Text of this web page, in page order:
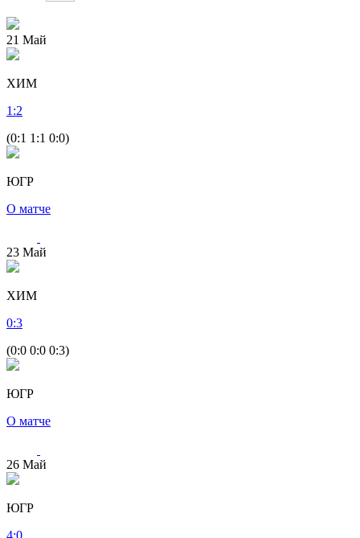
21 Май
ХИМ
1 :2
(0:1 1:1 0:0)
ЮГР
О матче
23 Май
ХИМ
0:3
(0:0 0:0 0:3)
ЮГР
О матче
26 Май
ЮГР
4:0